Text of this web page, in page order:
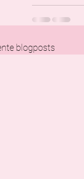
blogposts